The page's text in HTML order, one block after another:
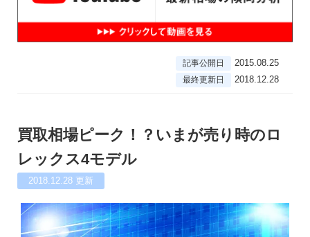
記事公開日 2015.08.25
最終更新日 2018.12.28
買取相場ピーク！？いまが売り時のロ
レックス4モデル
2018.12.28 更新